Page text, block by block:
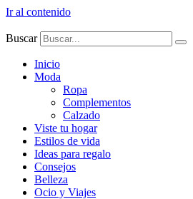
Ir al contenido
Buscar
Inicio
Moda
Ropa
Complementos
Calzado
Viste tu hogar
Estilos de vida
Ideas para regalo
Consejos
Belleza
Ocio y Viajes